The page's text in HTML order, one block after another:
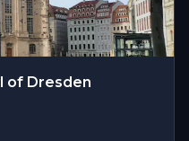
of Dresden